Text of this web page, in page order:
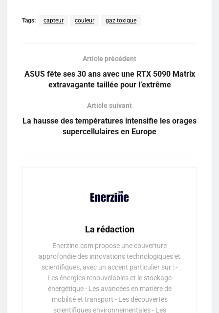
Tags: capteur couleur gaz toxique
Article précédent
ASUS fête ses 30 ans avec une RTX 5090 Matrix
extravagante taillée pour l’extrême
Article suivant
La hausse des températures intensifie les orages
supercellulaires en Europe
La rédaction
Enerzine.com propose une couverture
approfondie des innovations technologiques et
scientifiques, avec un accent particulier sur : -
Les énergies renouvelables et le stockage
énergétique - Les avancées en matière de
mobilité et transport - Les découvertes
scientifiques environnementales - Les